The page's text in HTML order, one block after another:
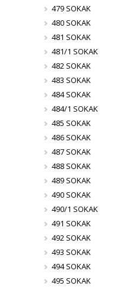
479 SOKAK
480 SOKAK
481 SOKAK
481/1 SOKAK
482 SOKAK
483 SOKAK
484 SOKAK
484/1 SOKAK
485 SOKAK
486 SOKAK
487 SOKAK
488 SOKAK
489 SOKAK
490 SOKAK
490/1 SOKAK
491 SOKAK
492 SOKAK
493 SOKAK
494 SOKAK
495 SOKAK